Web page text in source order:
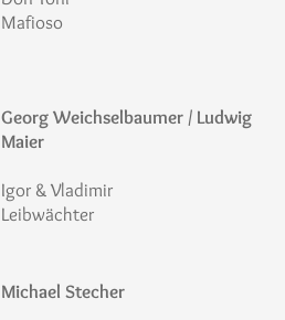
Mafioso
Georg Weichselbaumer / Ludwig
Maier
Igor & Vladimir
Leibwächter
Michael Stecher